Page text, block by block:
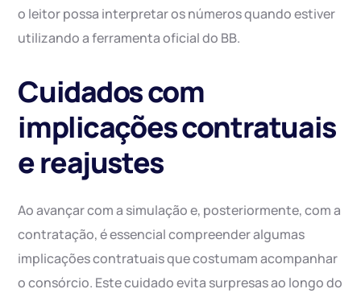
o leitor possa interpretar os números quando estiver
utilizando a ferramenta oficial do BB.
Cuidados com
implicações contratuais
e reajustes
Ao avançar com a simulação e, posteriormente, com a
contratação, é essencial compreender algumas
implicações contratuais que costumam acompanhar
o consórcio. Este cuidado evita surpresas ao longo do